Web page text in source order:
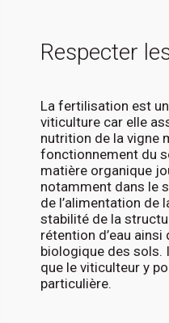
Respecter
La fertilisation est
viticulture car elle
nutrition de la vigne
fonctionnement du
matière organique
notamment dans le
de l’alimentation de
stabilité de la
rétention d’eau ainsi
biologique des sols.
que le viticulteur y
particulière.